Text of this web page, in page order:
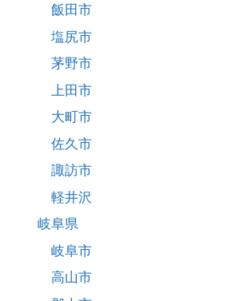
飯田市
塩尻市
茅野市
上田市
大町市
佐久市
諏訪市
軽井沢
岐阜県
岐阜市
高山市